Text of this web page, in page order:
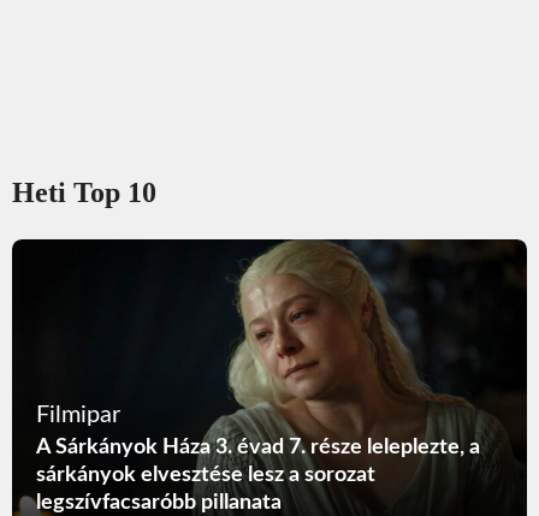
Heti Top 10
Filmipar
A Sárkányok Háza 3. évad 7. része leleplezte, a
sárkányok elvesztése lesz a sorozat
legszívfacsaróbb pillanata